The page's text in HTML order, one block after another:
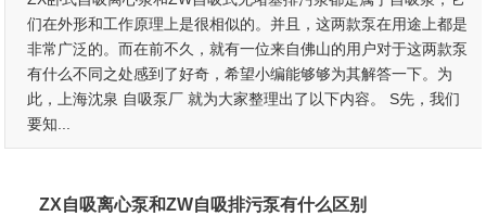
们在外形和工作原理上是很相似的。并且，这两款泵在用途上都是
非常广泛的。而在前不久，就有一位来自佛山的用户对于这两款泵
有什么不同之处感到了好奇，希望小编能够够为其解答一下。为
此，上海沈泉 自吸泵厂 就为大家整理出了以下内容。 S先，我们
要知...
ZX自吸离心泵和ZW自吸排污泵有什么区别